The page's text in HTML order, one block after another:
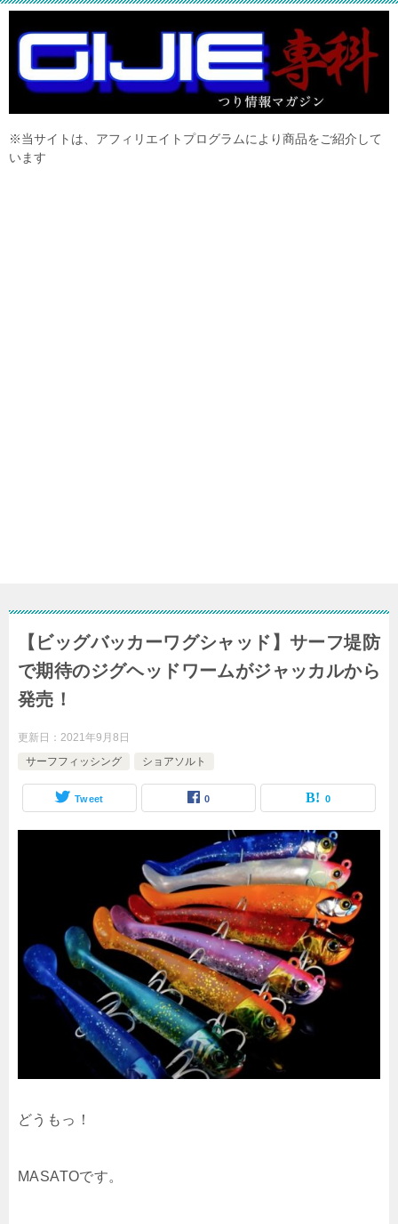
※当サイトは、アフィリエイトプログラムにより商品をご紹介して
います
【ビッグバッカーワグシャッド】サーフ堤防
で期待のジグヘッドワームがジャッカルから
発売！
更新日： 2021年9月8日
サーフフィッシング
ショアソルト
Tweet 0 0
どうもっ！
MASATOです。